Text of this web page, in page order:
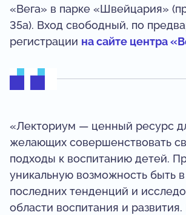
«Вега» в парке «Швейцария»
35а). Вход свободный, по
регистрации на сайте центра
«Лекториум — ценный ресурс
желающих совершенствовать
подходы к воспитанию детей.
уникальную возможность быть
последних тенденций и
области воспитания и